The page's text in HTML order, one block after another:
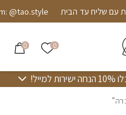
החזרות עם שליח עד הבית
0 הרשימה
0